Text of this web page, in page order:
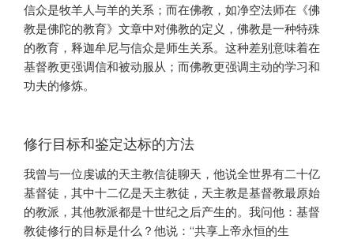
信众是牧羊人与羊的关系；而在佛教，如净空法师在《佛
教是佛陀的教育》文章中对佛教的定义，佛教是一种特殊
的教育，释迦牟尼与信众是师生关系。这种差别意味着在
基督教更强调信和被动服从；而佛教更强调主动的学习和
功夫的修炼。
修行目标和鉴定达标的方法
我曾与一位虔诚的天主教信徒聊天，他说全世界有二十亿
基督徒，其中十二亿是天主教徒，天主教是基督教最原始
的教派，其他教派都是十世纪之后产生的。我问他：基督
教徒修行的目标是什么？他说：“共享上帝永恒的生